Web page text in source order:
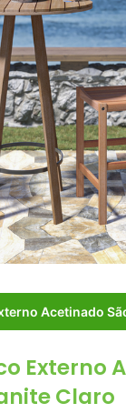
Acetinado
Externo
Claro